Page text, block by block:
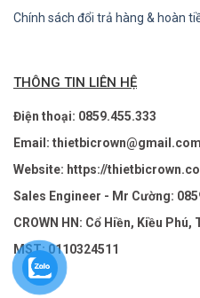
Chính sách đổi trả hàng & hoàn
THÔNG TIN LIÊN HỆ
Điện thoại: 0859.455.333
Email: thietbicrown@gmail.com
Website: https://
Sales Engineer - Mr Cường:
CROWN HN: Cổ Hiền, Kiều
MST: 0110324511